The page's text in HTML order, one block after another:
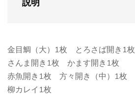
金目鯛（大）1枚 とろさば開き1枚
さんま開き1枚 かます開き1枚
赤魚開き1枚 方々開き（中）1枚
柳カレイ1枚